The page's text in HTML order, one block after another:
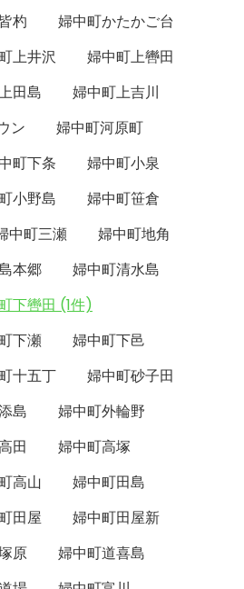
杓
婦中町かたかご台
上井沢
婦中町上轡田
田島
婦中町上吉川
ン
婦中町河原町
町下条
婦中町小泉
小野島
婦中町笹倉
中町三瀬
婦中町地角
本郷
婦中町清水島
下轡田 (1件)
下瀬
婦中町下邑
十五丁
婦中町砂子田
島
婦中町外輪野
田
婦中町高塚
高山
婦中町田島
田屋
婦中町田屋新
原
婦中町道喜島